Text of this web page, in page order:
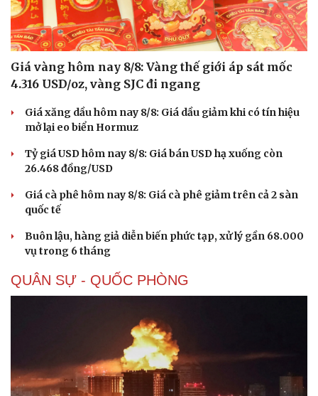
Doanh nghiệp
Thông tin doanh nghiệp
Doanh nghiệp 24h
Doanh nhân
Vì cộng đồng
Công nghệ
Sành điệu
Tin Công nghệ
Trải nghiệm
Chuyển đổi số
Giá vàng hôm nay 8/8: Vàng thế giới áp sát mốc
4.316 USD/oz, vàng SJC đi ngang
Giá xăng dầu hôm nay 8/8: Giá dầu giảm khi có tín hiệu
mở lại eo biển Hormuz
Tỷ giá USD hôm nay 8/8: Giá bán USD hạ xuống còn
26.468 đồng/USD
Giá cà phê hôm nay 8/8: Giá cà phê giảm trên cả 2 sàn
quốc tế
Buôn lậu, hàng giả diễn biến phức tạp, xử lý gần 68.000
vụ trong 6 tháng
QUÂN SỰ - QUỐC PHÒNG